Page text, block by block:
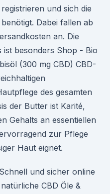
und sich die
Dabei fallen ab
an. Die
ist besonders Shop - Bio
(300 mg CBD) CBD-
des gesamten
der Butter ist Karité,
Gehalts an essentiellen
zur Pflege
Haut eignet.
und sicher online
CBD Öle &